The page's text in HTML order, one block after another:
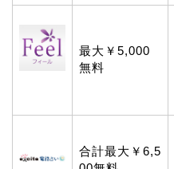
最大￥5,000
無料
合計最大￥6,5